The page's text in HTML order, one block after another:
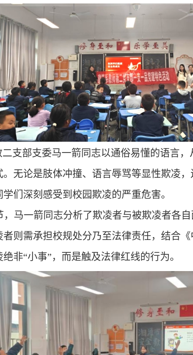
支部支委马一箭同志以通俗易懂的语言
无论是肢体冲撞、语言辱骂等显性欺凌
们深刻感受到校园欺凌的严重危害。
马一箭同志分析了欺凌者与被欺凌者各
则需承担校规处分乃至法律责任，结合
非“小事”，而是触及法律红线的行为。